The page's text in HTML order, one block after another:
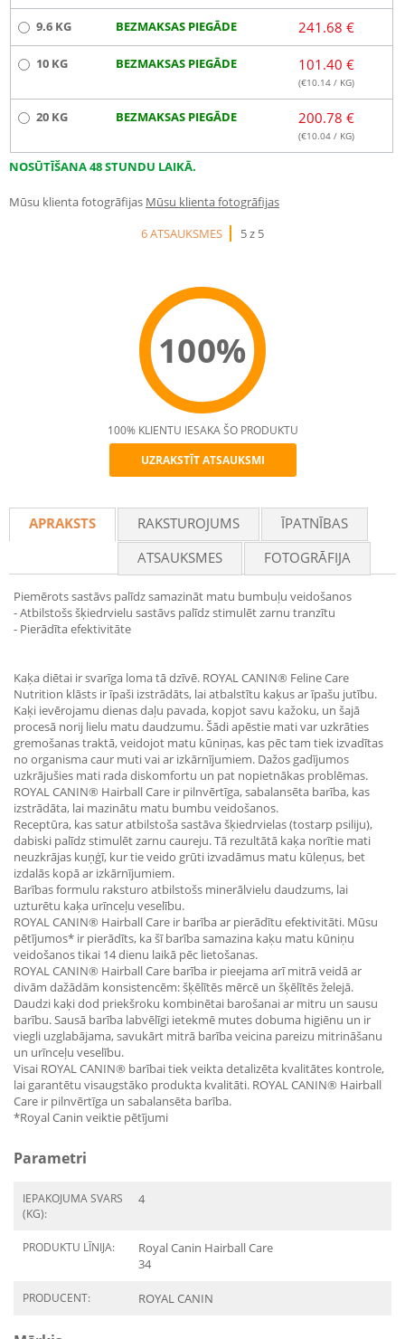
9.6 KG BEZMAKSAS PIEGĀDE 241.68 €
10 KG BEZMAKSAS PIEGĀDE 101.40 €
(€10.14 / KG)
20 KG BEZMAKSAS PIEGĀDE 200.78 €
(€10.04 / KG)
NOSŪTĪŠANA 48 STUNDU LAIKĀ.
Mūsu klienta fotogrāfijas Mūsu klienta fotogrāfijas
6 ATSAUKSMES
5 z 5
100%
Recommend
100% KLIENTU IESAKA ŠO PRODUKTU
UZRAKSTĪT ATSAUKSMI
APRAKSTS RAKSTUROJUMS
ĪPATNĪBAS
ATSAUKSMES
FOTOGRĀFIJA
Piemērots sastāvs palīdz samazināt matu bumbuļu veidošanos
- Atbilstošs šķiedrvielu sastāvs palīdz stimulēt zarnu tranzītu
- Pierādīta efektivitāte
Kaķa diētai ir svarīga loma tā dzīvē. ROYAL CANIN® Feline Care
Nutrition klāsts ir īpaši izstrādāts, lai atbalstītu kaķus ar īpašu jutību.
Kaķi ievērojamu dienas daļu pavada, kopjot savu kažoku, un šajā
procesā norij lielu matu daudzumu. Šādi apēstie mati var uzkrāties
gremošanas traktā, veidojot matu kūniņas, kas pēc tam tiek izvadītas
no organisma caur muti vai ar izkārnījumiem. Dažos gadījumos
uzkrājušies mati rada diskomfortu un pat nopietnākas problēmas.
ROYAL CANIN® Hairball Care ir pilnvērtīga, sabalansēta barība, kas
izstrādāta, lai mazinātu matu bumbu veidošanos.
Receptūra, kas satur atbilstoša sastāva šķiedrvielas (tostarp psiliju),
dabiski palīdz stimulēt zarnu caureju. Tā rezultātā kaķa norītie mati
neuzkrājas kuņģī, kur tie veido grūti izvadāmus matu kūleņus, bet
izdalās kopā ar izkārnījumiem.
Barības formulu raksturo atbilstošs minerālvielu daudzums, lai
uzturētu kaķa urīnceļu veselību.
ROYAL CANIN® Hairball Care ir barība ar pierādītu efektivitāti. Mūsu
pētījumos* ir pierādīts, ka šī barība samazina kaķu matu kūniņu
veidošanos tikai 14 dienu laikā pēc lietošanas.
ROYAL CANIN® Hairball Care barība ir pieejama arī mitrā veidā ar
divām dažādām konsistencēm: šķēlītēs mērcē un šķēlītēs želejā.
Daudzi kaķi dod priekšroku kombinētai barošanai ar mitru un sausu
barību. Sausā barība labvēlīgi ietekmē mutes dobuma higiēnu un ir
viegli uzglabājama, savukārt mitrā barība veicina pareizu mitrināšanu
un urīnceļu veselību.
Visai ROYAL CANIN® barībai tiek veikta detalizēta kvalitātes kontrole,
lai garantētu visaugstāko produkta kvalitāti. ROYAL CANIN® Hairball
Care ir pilnvērtīga un sabalansēta barība.
*Royal Canin veiktie pētījumi
Parametri
IEPAKOJUMA SVARS
(KG):
4
PRODUKTU LĪNIJA:
Royal Canin Hairball Care
34
PRODUCENT: ROYAL CANIN